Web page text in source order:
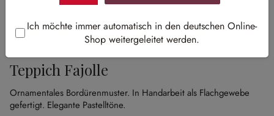
Teppich Fajolle
Ornamentales Bordürenmuster. In Handarbeit als Flachgewebe
gefertigt. Elegante Pastelltöne.
Ich möchte immer automatisch in den deutschen Online-
Shop weitergeleitet werden.